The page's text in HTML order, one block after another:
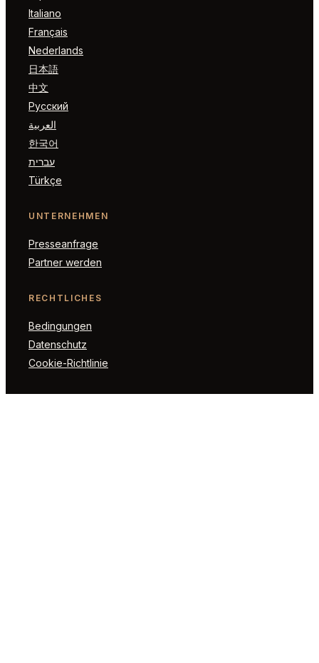
Italiano
Français
Nederlands
日本語
中文
Русский
العربية
한국어
עברית
Türkçe
UNTERNEHMEN
Presseanfrage
Partner werden
RECHTLICHES
Bedingungen
Datenschutz
Cookie-Richtlinie